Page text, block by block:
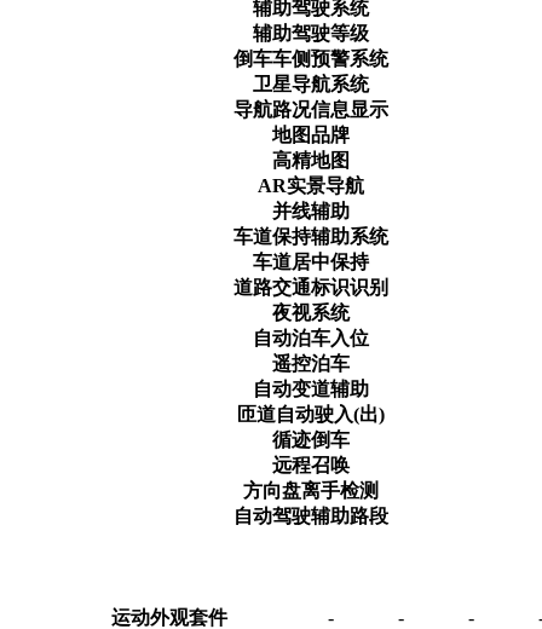
辅助驾驶系统
辅助驾驶等级
倒车车侧预警系统
卫星导航系统
导航路况信息显示
地图品牌
高精地图
AR实景导航
并线辅助
车道保持辅助系统
车道居中保持
道路交通标识识别
夜视系统
自动泊车入位
遥控泊车
自动变道辅助
匝道自动驶入(出)
循迹倒车
远程召唤
方向盘离手检测
自动驾驶辅助路段
运动外观套件 - - -